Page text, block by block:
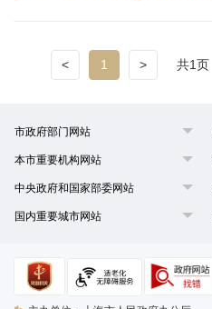
< 1 > 共1页
市政府部门网站
本市重要机构网站
中央政府和国家部委网站
国内重要城市网站